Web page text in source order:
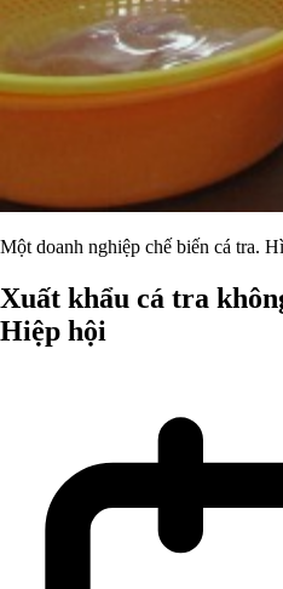
Một doanh nghiệp chế biến cá tra.
Xuất khẩu cá tra
Hiệp hội